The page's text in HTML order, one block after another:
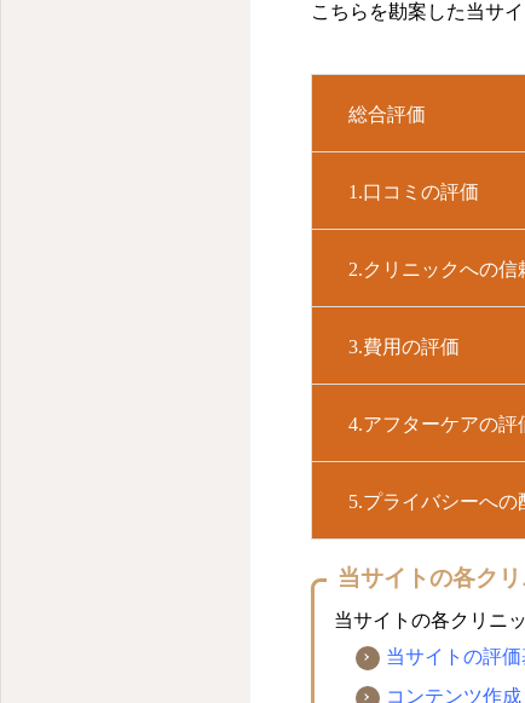
こちらを勘案した当サ
総合評価
1.口コミの評価
2.クリニックへの信
3.費用の評価
4.アフターケアの評
5.プライバシーへの
当サイトの各ク
当サイトの各クリニ
当サイトの評
コンテンツ作